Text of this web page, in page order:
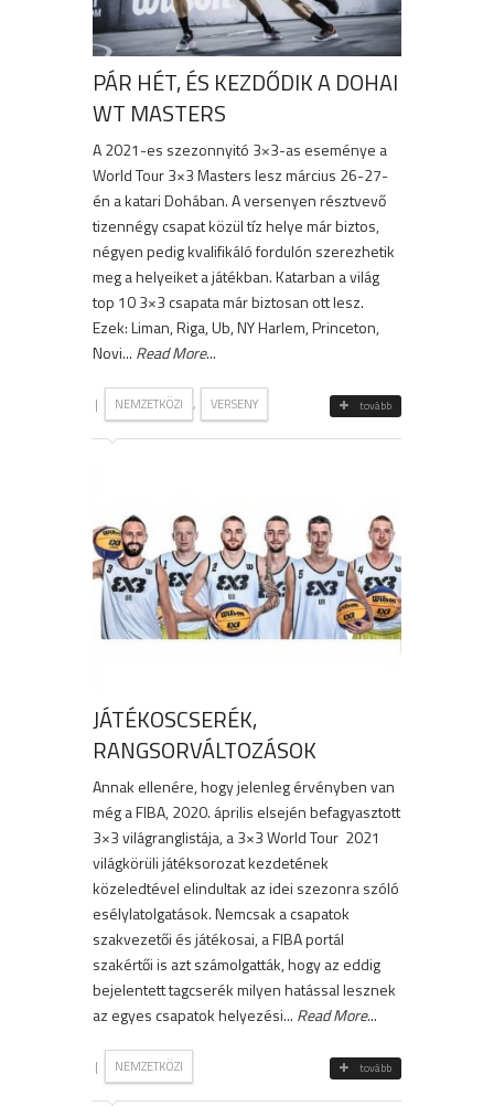
PÁR HÉT, ÉS KEZDŐDIK A DOHAI
WT MASTERS
A 2021-es szezonnyitó 3×3-as eseménye a
World Tour 3×3 Masters lesz március 26-27-
én a katari Dohában. A versenyen résztvevő
tizennégy csapat közül tíz helye már biztos,
négyen pedig kvalifikáló fordulón szerezhetik
meg a helyeiket a játékban. Katarban a világ
top 10 3×3 csapata már biztosan ott lesz.
Ezek: Liman, Riga, Ub, NY Harlem, Princeton,
Novi... Read More...
| NEMZETKÖZI , VERSENY tovább
JÁTÉKOSCSERÉK,
RANGSORVÁLTOZÁSOK
Annak ellenére, hogy jelenleg érvényben van
még a FIBA, 2020. április elsején befagyasztott
3×3 világranglistája, a 3×3 World Tour 2021
világkörüli játéksorozat kezdetének
közeledtével elindultak az idei szezonra szóló
esélylatolgatások. Nemcsak a csapatok
szakvezetői és játékosai, a FIBA portál
szakértői is azt számolgatták, hogy az eddig
bejelentett tagcserék milyen hatással lesznek
az egyes csapatok helyezési... Read More...
| NEMZETKÖZI tovább